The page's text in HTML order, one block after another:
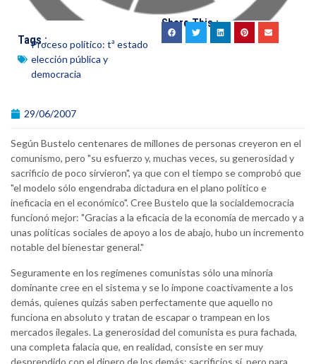
Tags :Proceso político: tª estado
elección pública y
democracia
Share This :
29/06/2007
Según Bustelo centenares de millones de personas creyeron en el
comunismo, pero "su esfuerzo y, muchas veces, su generosidad y
sacrificio de poco sirvieron", ya que con el tiempo se comprobó que
"el modelo sólo engendraba dictadura en el plano político e
ineficacia en el económico". Cree Bustelo que la socialdemocracia
funcionó mejor: "Gracias a la eficacia de la economía de mercado y a
unas políticas sociales de apoyo a los de abajo, hubo un incremento
notable del bienestar general."
Seguramente en los regímenes comunistas sólo una minoría
dominante cree en el sistema y se lo impone coactivamente a los
demás, quienes quizás saben perfectamente que aquello no
funciona en absoluto y tratan de escapar o trampean en los
mercados ilegales. La generosidad del comunista es pura fachada,
una completa falacia que, en realidad, consiste en ser muy